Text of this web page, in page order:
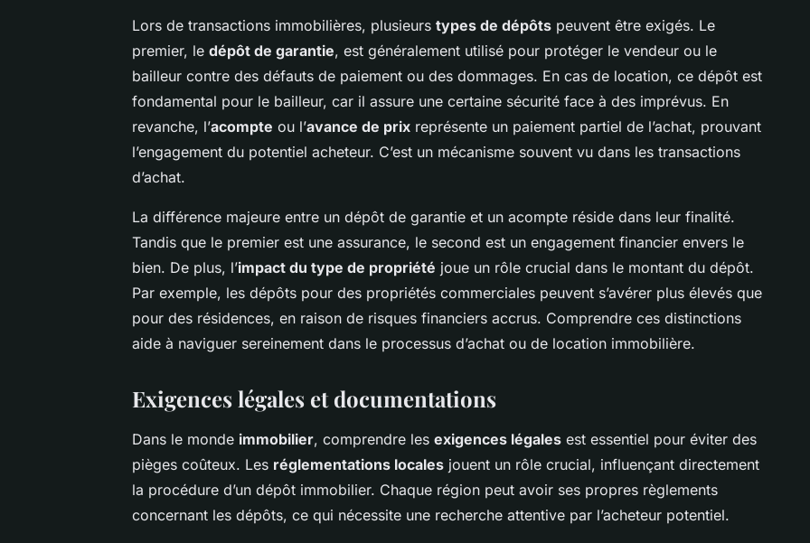
Lors de transactions immobilières, plusieurs types de dépôts peuvent être exigés. Le
premier, le dépôt de garantie, est généralement utilisé pour protéger le vendeur ou le
bailleur contre des défauts de paiement ou des dommages. En cas de location, ce dépôt est
fondamental pour le bailleur, car il assure une certaine sécurité face à des imprévus. En
revanche, l’acompte ou l’avance de prix représente un paiement partiel de l’achat, prouvant
l’engagement du potentiel acheteur. C’est un mécanisme souvent vu dans les transactions
d’achat.
La différence majeure entre un dépôt de garantie et un acompte réside dans leur finalité.
Tandis que le premier est une assurance, le second est un engagement financier envers le
bien. De plus, l’impact du type de propriété joue un rôle crucial dans le montant du dépôt.
Par exemple, les dépôts pour des propriétés commerciales peuvent s’avérer plus élevés que
pour des résidences, en raison de risques financiers accrus. Comprendre ces distinctions
aide à naviguer sereinement dans le processus d’achat ou de location immobilière.
Exigences légales et documentations
Dans le monde immobilier, comprendre les exigences légales est essentiel pour éviter des
pièges coûteux. Les réglementations locales jouent un rôle crucial, influençant directement
la procédure d’un dépôt immobilier. Chaque région peut avoir ses propres règlements
concernant les dépôts, ce qui nécessite une recherche attentive par l’acheteur potentiel.